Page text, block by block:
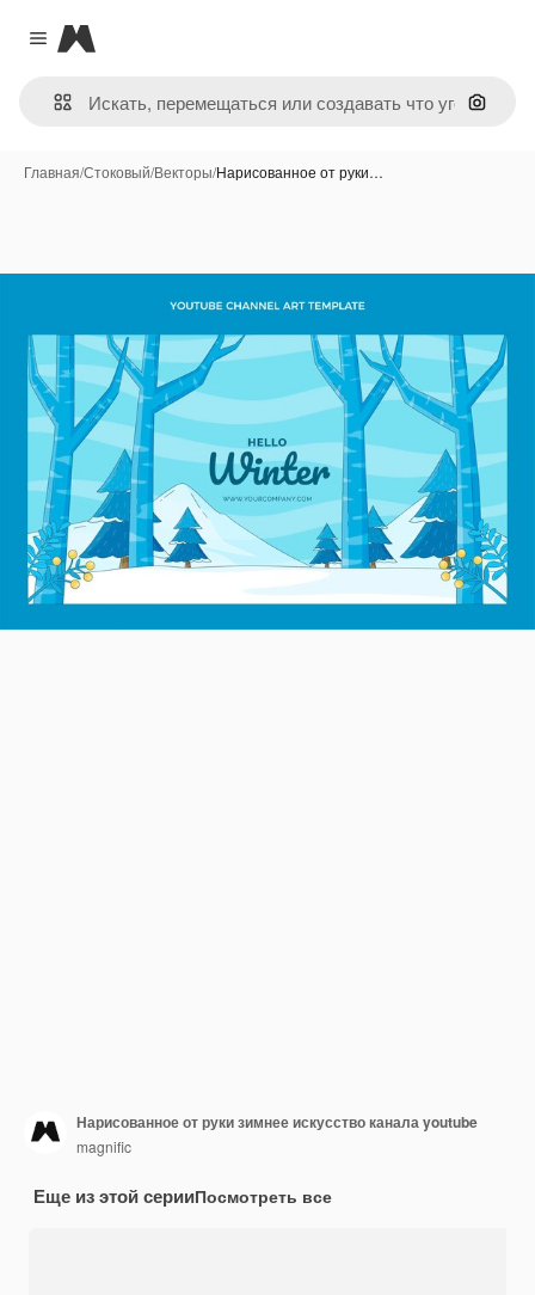
Close menu
Magnific
Поиск
Главная/Стоковый/Векторы/Нарисованное от руки…
Нарисованное от руки зимнее искусство канала youtube
magnific
Еще из этой серииПосмотреть все